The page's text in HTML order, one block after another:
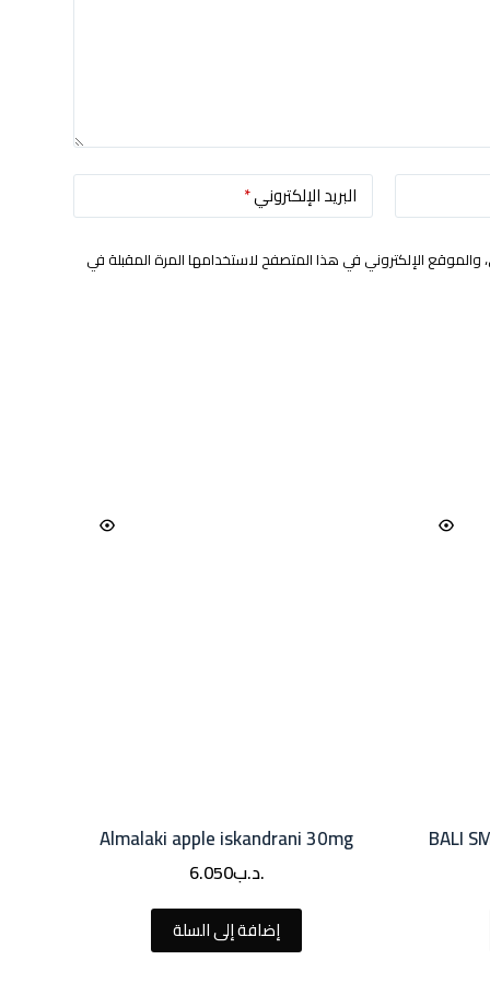
البريد الإلكتروني*
والموقع الإلكتروني في هذا المتصفح لاستخدامها المرة المقبلة في
BALI
Almalaki apple iskandrani 30mg
.د.ب6.050
إضافة إلى السلة